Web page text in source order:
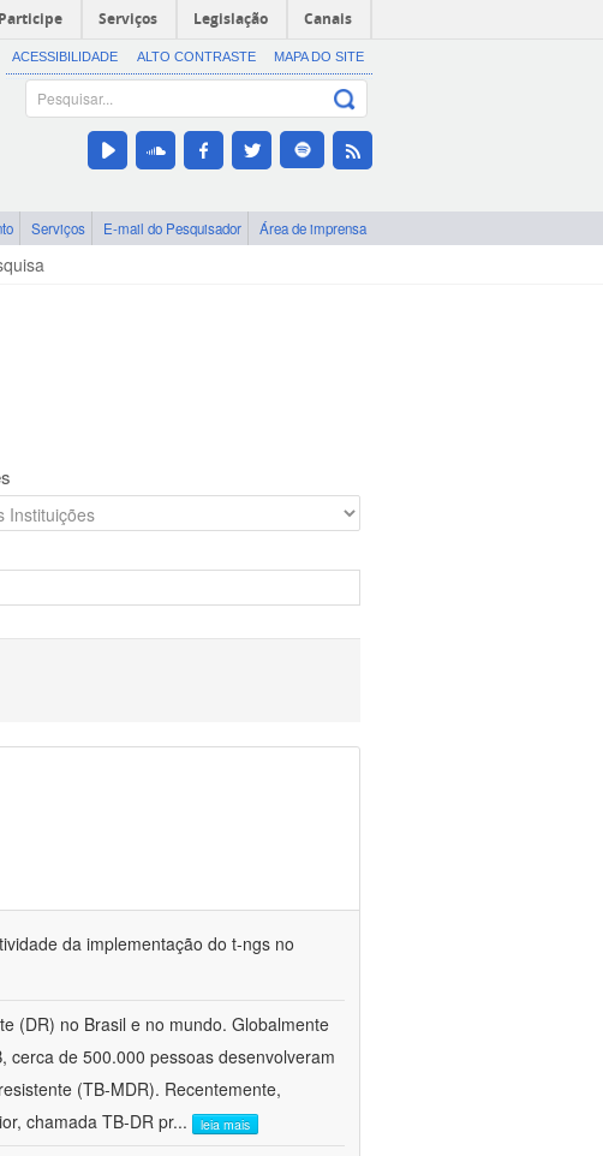
Participe Serviços Legislação Canais
ACESSIBILIDADE ALTO CONTRASTE MAPA DO SITE
Serviços E-mail do Pesquisador Área de imprensa
da implementação do t-ngs no
(DR) no Brasil e no mundo. Globalmente
de 500.000 pessoas desenvolveram
(TB-MDR). Recentemente,
chamada TB-DR pr... leia mais